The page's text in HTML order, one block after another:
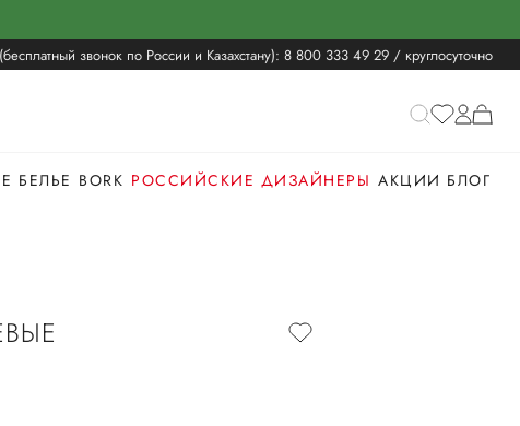
звонок по России и Казахстану): 8 800 333 49 29 / круглосуточно
БЕЛЬЕ BORK РОССИЙСКИЕ ДИЗАЙНЕРЫ АКЦИИ БЛОГ